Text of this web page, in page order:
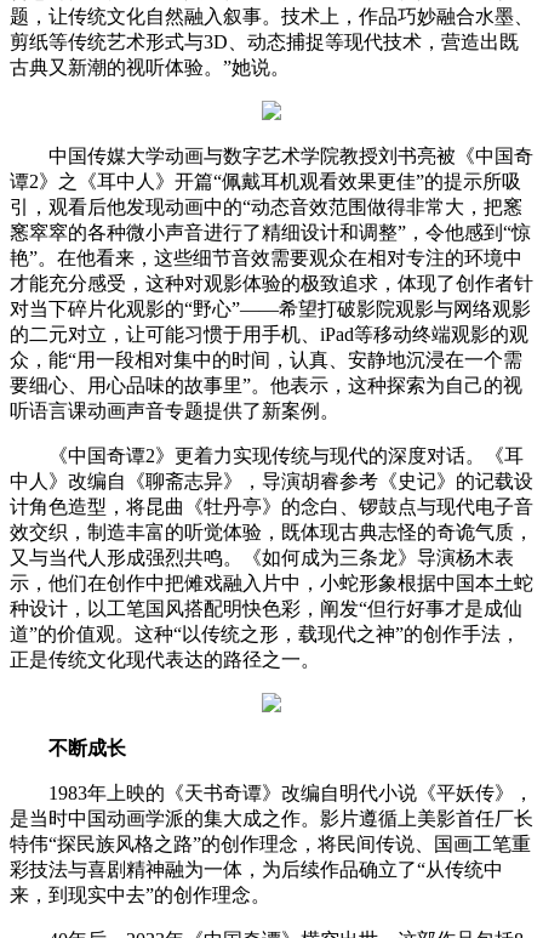
题，让传统文化自然融入叙事。技术上，作品巧妙融合水墨、
剪纸等传统艺术形式与3D、动态捕捉等现代技术，营造出既
古典又新潮的视听体验。”她说。
中国传媒大学动画与数字艺术学院教授刘书亮被《中国奇
谭2》之《耳中人》开篇“佩戴耳机观看效果更佳”的提示所吸
引，观看后他发现动画中的“动态音效范围做得非常大，把窸
窸窣窣的各种微小声音进行了精细设计和调整”，令他感到“惊
艳”。在他看来，这些细节音效需要观众在相对专注的环境中
才能充分感受，这种对观影体验的极致追求，体现了创作者针
对当下碎片化观影的“野心”——希望打破影院观影与网络观影
的二元对立，让可能习惯于用手机、iPad等移动终端观影的观
众，能“用一段相对集中的时间，认真、安静地沉浸在一个需
要细心、用心品味的故事里”。他表示，这种探索为自己的视
听语言课动画声音专题提供了新案例。
《中国奇谭2》更着力实现传统与现代的深度对话。《耳
中人》改编自《聊斋志异》，导演胡睿参考《史记》的记载设
计角色造型，将昆曲《牡丹亭》的念白、锣鼓点与现代电子音
效交织，制造丰富的听觉体验，既体现古典志怪的奇诡气质，
又与当代人形成强烈共鸣。《如何成为三条龙》导演杨木表
示，他们在创作中把傩戏融入片中，小蛇形象根据中国本土蛇
种设计，以工笔国风搭配明快色彩，阐发“但行好事才是成仙
道”的价值观。这种“以传统之形，载现代之神”的创作手法，
正是传统文化现代表达的路径之一。
不断成长
1983年上映的《天书奇谭》改编自明代小说《平妖传》，
是当时中国动画学派的集大成之作。影片遵循上美影首任厂长
特伟“探民族风格之路”的创作理念，将民间传说、国画工笔重
彩技法与喜剧精神融为一体，为后续作品确立了“从传统中
来，到现实中去”的创作理念。